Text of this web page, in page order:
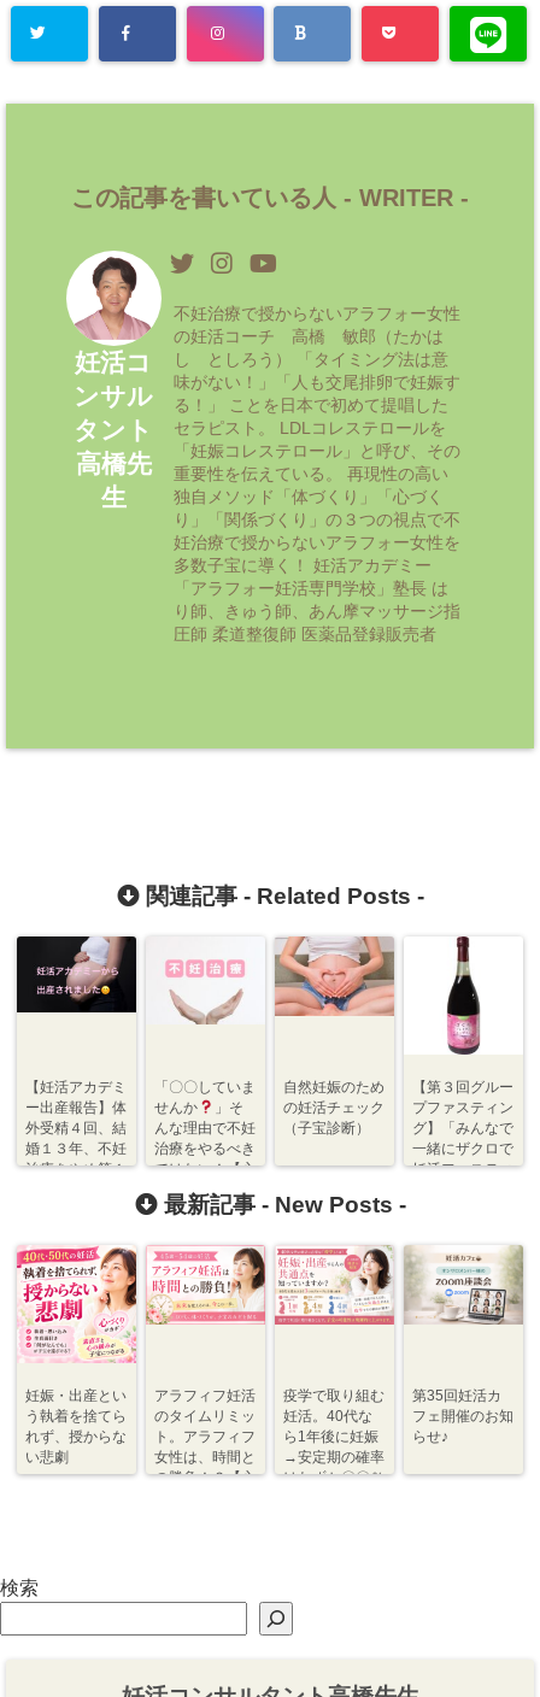
この記事を書いている人 - WRITER -
妊活コ
ンサル
タント
高橋先
生
不妊治療で授からないアラフォー女性
の妊活コーチ 高橋 敏郎（たかは
し としろう） 「タイミング法は意
味がない！」「人も交尾排卵で妊娠す
る！」 ことを日本で初めて提唱した
セラピスト。 LDLコレステロールを
「妊娠コレステロール」と呼び、その
重要性を伝えている。 再現性の高い
独自メソッド「体づくり」「心づく
り」「関係づくり」の３つの視点で不
妊治療で授からないアラフォー女性を
多数子宝に導く！ 妊活アカデミー
「アラフォー妊活専門学校」塾長 は
り師、きゅう師、あん摩マッサージ指
圧師 柔道整復師 医薬品登録販売者
関連記事 - Related Posts -
【妊活アカデミ
ー出産報告】体
外受精４回、結
婚１３年、不妊
治療をやめ第１
「〇〇していま
せんか
」そ
んな理由で不妊
治療をやるべき
ではない！【心
づくり】
自然妊娠のため
の妊活チェック
（子宝診断）
【第３回グルー
プファスティン
グ】「みんなで
一緒にザクロで
妊活ファスティ
まれる～
最新記事 - New Posts -
妊娠・出産とい
う執着を捨てら
れず、授からな
い悲劇
アラフィフ妊活
のタイムリミッ
ト。アラフィフ
女性は、時間と
の勝負！？【心
疫学で取り組む
妊活。40代な
ら1年後に妊娠
→安定期の確率
はわずか〇〇％
第35回妊活カ
フェ開催のお知
らせ♪
検索